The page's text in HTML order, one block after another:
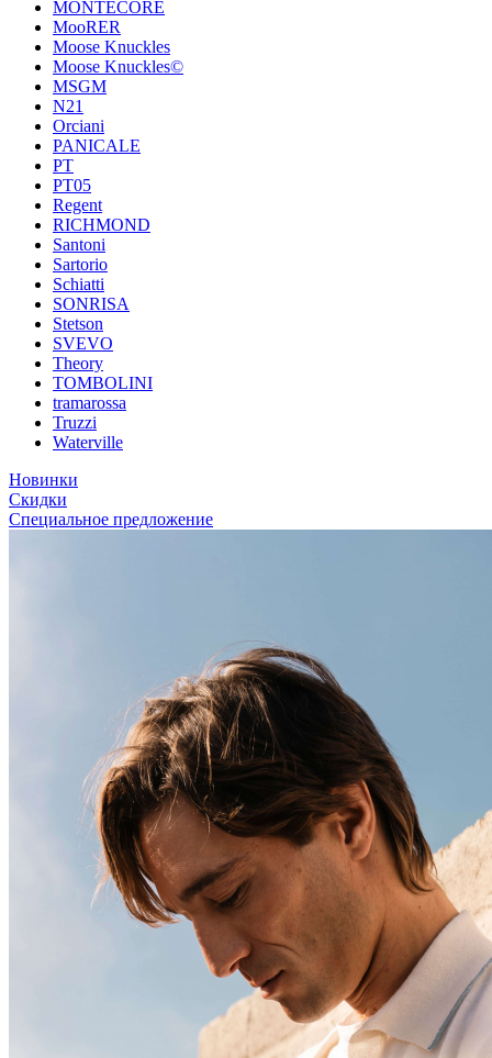
MONTECORE
MooRER
Moose Knuckles
Moose Knuckles©️
MSGM
N21
Orciani
PANICALE
PT
PT05
Regent
RICHMOND
Santoni
Sartorio
Schiatti
SONRISA
Stetson
SVEVO
Theory
TOMBOLINI
tramarossa
Truzzi
Waterville
Новинки
Скидки
Специальное предложение